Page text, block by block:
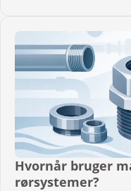
Hvornår bruger
rørsystemer?